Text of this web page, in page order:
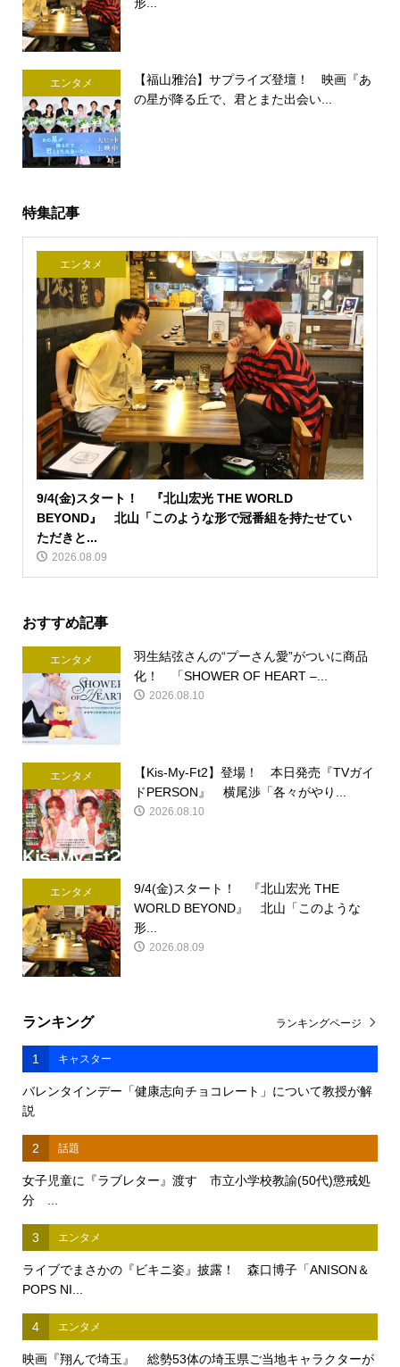
エンタメ
【福山雅治】サプライズ登壇！ 映画『あ
の星が降る丘で、君とまた出会い...
特集記事
エンタメ
9/4(金)スタート！ 『北山宏光 THE WORLD
BEYOND』 北山「このような形で冠番組を持たせてい
ただきと...
2026.08.09
おすすめ記事
エンタメ
羽生結弦さんの“プーさん愛”がついに商品
化！ 「SHOWER OF HEART –...
2026.08.10
エンタメ
【Kis-My-Ft2】登場！ 本日発売『TVガイ
ドPERSON』 横尾渉「各々がやり...
2026.08.10
エンタメ
9/4(金)スタート！ 『北山宏光 THE
WORLD BEYOND』 北山「このような
形...
2026.08.09
ランキング
1 キャスター
バレンタインデー「健康志向チョコレート」について教授が解
説
2 話題
女子児童に『ラブレター』渡す 市立小学校教諭(50代)懲戒処
分 ...
3 エンタメ
ライブでまさかの『ビキニ姿』披露！ 森口博子「ANISON＆
POPS NI...
4 エンタメ
映画『翔んで埼玉』 総勢53体の埼玉県ご当地キャラクターが
ランキングページ